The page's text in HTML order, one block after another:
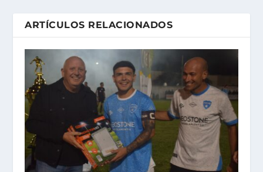
ARTÍCULOS RELACIONADOS